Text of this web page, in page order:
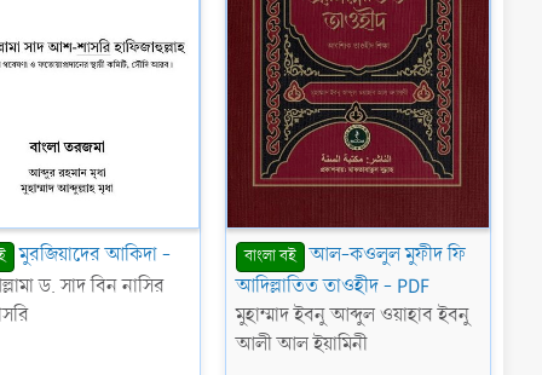
মুরজিয়াদের আকিদা -
ড. সাদ বিন নাসির
বাংলা বই
আল-কওলুল মুফীদ ফি
আদিল্লাতিত তাওহীদ - PDF
মুহাম্মাদ ইবনু আব্দুল ওয়াহাব ইবনু
আলী আল ইয়ামিনী